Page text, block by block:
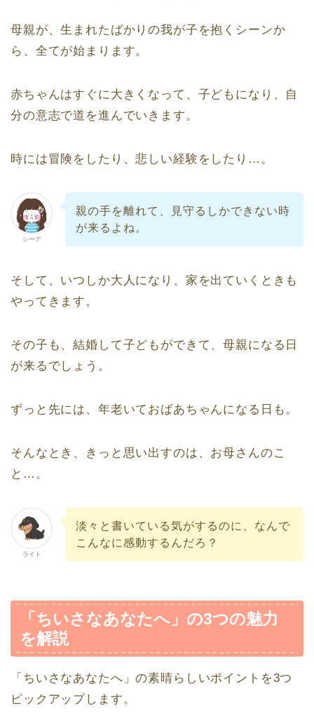
母親が、生まれたばかりの我が子を抱くシーンか
ら、全てが始まります。
赤ちゃんはすぐに大きくなって、子どもになり、自
分の意志で道を進んでいきます。
時には冒険をしたり、悲しい経験をしたり…。
シーア
親の手を離れて、見守るしかできない時
が来るよね。
そして、いつしか大人になり、家を出ていくときも
やってきます。
その子も、結婚して子どもができて、母親になる日
が来るでしょう。
ずっと先には、年老いておばあちゃんになる日も。
そんなとき、きっと思い出すのは、お母さんのこ
と…。
ライト
淡々と書いている気がするのに、なんで
こんなに感動するんだろ？
「ちいさなあなたへ」の3つの魅力
を解説
「ちいさなあなたへ」の素晴らしいポイントを3つ
ピックアップします。